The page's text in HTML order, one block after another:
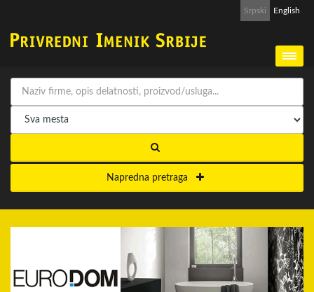
Srpski English
Napredna pretraga